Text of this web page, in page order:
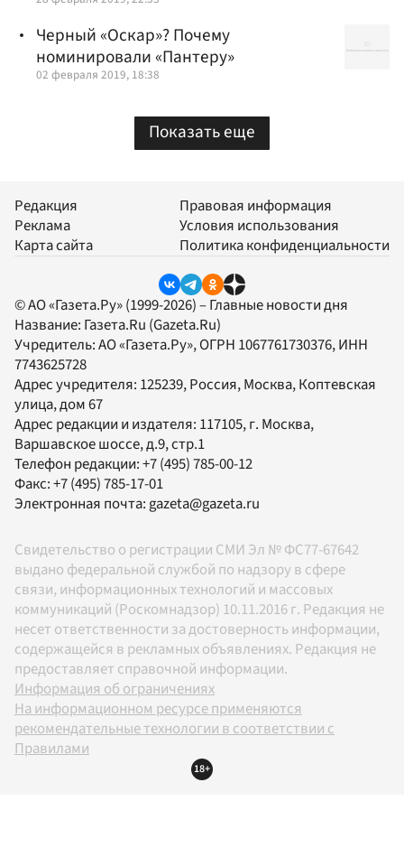
Черный «Оскар»? Почему
номинировали «Пантеру»
02 февраля 2019, 18:38
Показать еще
Редакция
Реклама
Карта сайта
Правовая информация
Условия использования
Политика конфиденциальности
© АО «Газета.Ру» (1999-2026) – Главные новости дня
Название: Газета.Ru (Gazeta.Ru)
Учредитель:АО «Газета.Ру», ОГРН 1067761730376, ИНН
7743625728
Адрес учредителя: 125239, Россия, Москва, Коптевская
улица, дом 67
Адрес редакции и издателя: 117105, г. Москва,
Варшавское шоссе, д.9, стр.1
Телефон редакции:+7 (495) 785-00-12
Факс:+7 (495) 785-17-01
Электронная почта:gazeta@gazeta.ru
Свидетельство о регистрации СМИ Эл № ФС77-67642
выдано федеральной службой по надзору в сфере
связи, информационных технологий и массовых
коммуникаций (Роскомнадзор) 10.11.2016 г. Редакция не
несет ответственности за достоверность информации,
содержащейся в рекламных объявлениях. Редакция не
предоставляет справочной информации.
Информация об ограничениях
На информационном ресурсе применяются
рекомендательные технологии в соответствии с
Правилами
18+